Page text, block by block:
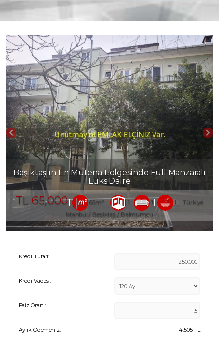
Beşiktaş ın En Prestijli AVM sinde Kiralık Dükkan
TL80,000 100m² 1 Türkiye İstanbul / Beşiktaş
Abbasağa
Kredi Tutarı:
Kredi Vadesi:
Faiz Oranı:
Aylık Ödemeniz: 4.505 TL